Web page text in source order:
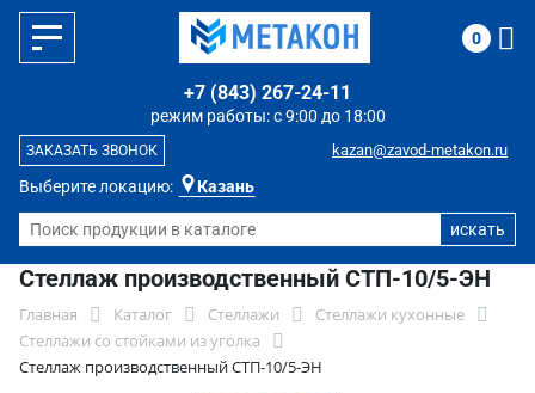
Выберите локацию: Казань
режим работы: с 9:00 до 18:00
+7 (843) 267-24-11
kazan@zavod-metakon.ru
ЗАКАЗАТЬ ЗВОНОК
0
Стеллаж производственный СТП-10/5-ЭН
Главная Каталог Стеллажи
Стеллажи кухонные
Стеллажи со стойками из уголка
Стеллаж производственный СТП-10/5-ЭН